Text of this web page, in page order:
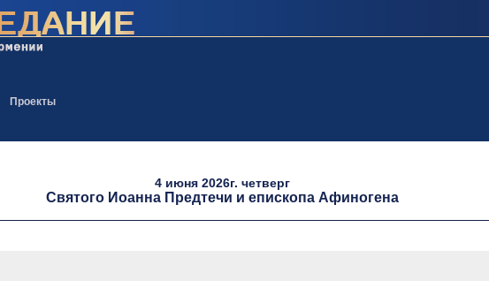
Проекты
4 июня 2026г. четверг
Святого Иоанна Предтечи и епископа Афиногена